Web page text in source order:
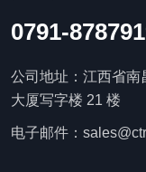
0791-
公司地址：江西省南
大厦写字楼 21 楼
电子邮件：